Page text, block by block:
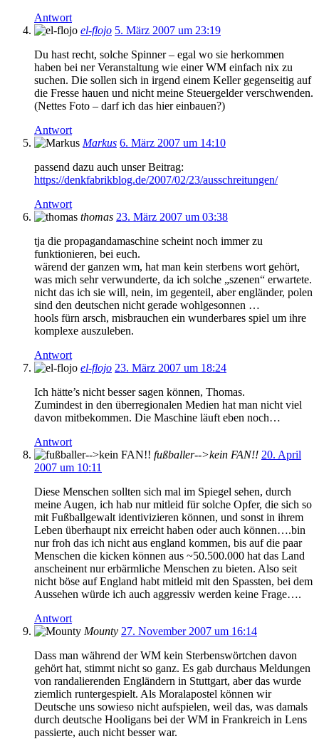
Antwort
el-flojo 5. März 2007 um 23:19
Du hast recht, solche Spinner – egal wo sie herkommen
haben bei ner Veranstaltung wie einer WM einfach nix zu
suchen. Die sollen sich in irgend einem Keller gegenseitig auf
die Fresse hauen und nicht meine Steuergelder verschwenden.
(Nettes Foto – darf ich das hier einbauen?)
Antwort
Markus 6. März 2007 um 14:10
passend dazu auch unser Beitrag:
https://denkfabrikblog.de/2007/02/23/ausschreitungen/
Antwort
thomas 23. März 2007 um 03:38
tja die propagandamaschine scheint noch immer zu
funktionieren, bei euch.
wärend der ganzen wm, hat man kein sterbens wort gehört,
was mich sehr verwunderte, da ich solche „szenen“ erwartete.
nicht das ich sie will, nein, im gegenteil, aber engländer, polen
sind den deutschen nicht gerade wohlgesonnen …
hools fürn arsch, misbrauchen ein wunderbares spiel um ihre
komplexe auszuleben.
Antwort
el-flojo 23. März 2007 um 18:24
Ich hätte’s nicht besser sagen können, Thomas.
Zumindest in den überregionalen Medien hat man nicht viel
davon mitbekommen. Die Maschine läuft eben noch…
Antwort
fußballer-->kein FAN!! 20. April
2007 um 10:11
Diese Menschen sollten sich mal im Spiegel sehen, durch
meine Augen, ich hab nur mitleid für solche Opfer, die sich so
mit Fußballgewalt identivizieren können, und sonst in ihrem
Leben überhaupt nix erreicht haben oder auch können….bin
nur froh das ich nicht aus england kommen, bis auf die paar
Menschen die kicken können aus ~50.500.000 hat das Land
anscheinent nur erbärmliche Menschen zu bieten. Also seit
nicht böse auf England habt mitleid mit den Spassten, bei dem
Aussehen würde ich auch aggressiv werden keine Frage….
Antwort
Mounty 27. November 2007 um 16:14
Dass man während der WM kein Sterbenswörtchen davon
gehört hat, stimmt nicht so ganz. Es gab durchaus Meldungen
von randalierenden Engländern in Stuttgart, aber das wurde
ziemlich runtergespielt. Als Moralapostel können wir
Deutsche uns sowieso nicht aufspielen, weil das, was damals
durch deutsche Hooligans bei der WM in Frankreich in Lens
passierte, auch nicht besser war.